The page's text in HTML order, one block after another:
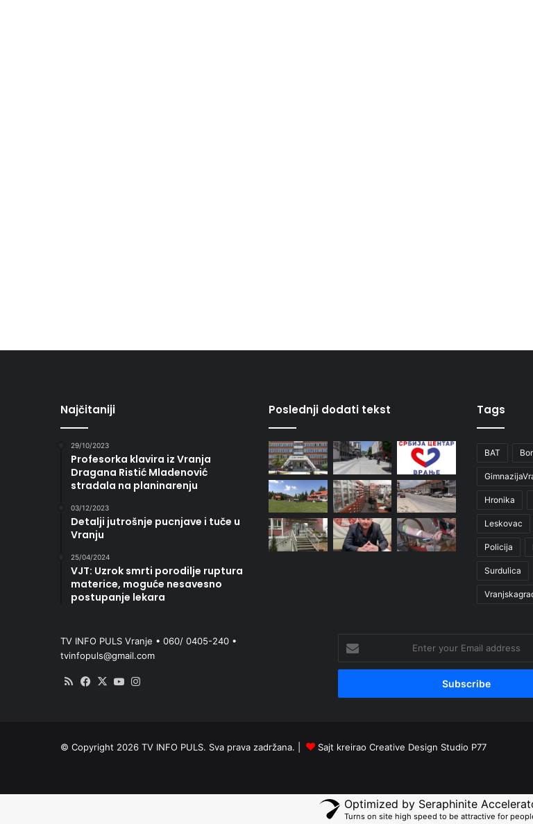
Najčitaniji
29/10/2023
Profesorka klavira iz Vranja
Dragana Ristić Mladenović
stradala na planinarenju
03/12/2023
Detalji jutrošnje pucnjave i tuče u
Vranju
25/04/2024
VJT: Uzrok smrti porodilje ruptura
materice, moguće nesavesno
postupanje lekara
Poslednji dodati tekst Tags
BAT
Hronika
Leskovac
Policija
Surdulica
TV INFO PULS Vranje • 060/ 0405-240 •
tvinfopuls@gmail.com
RSS Facebook
X YouTube
your
Email
© Copyright 2026 TV INFO PULS. Sva prava zadržana. | Sajt kreirao Creative Design Studio P77
Optimized by Seraphinite
Turns on site high speed to be attractive for